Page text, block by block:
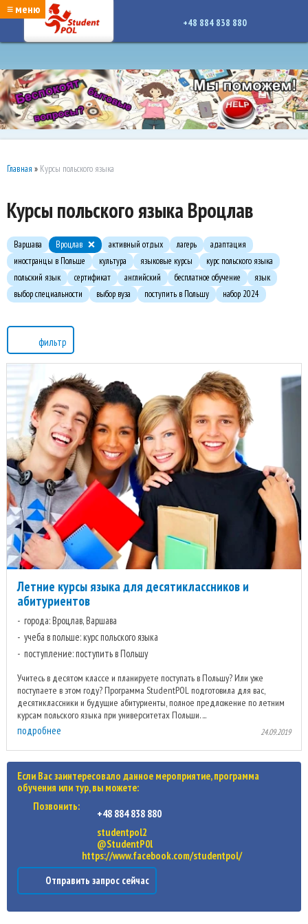
google-site-verification: google7a917c261df1566b.htmlgoogle-site-verification:
google7a917c261df1566b.html
≡ меню
+48 884 838 880
Главная » Курсы польского языка
Курсы польского языка Вроцлав
Варшава Вроцлав активный отдых лагерь
адаптация
иностранцы в Польше
культура языковые курсы
курс польского языка
польский язык
сертификат английский бесплатное обучение
язык
выбор специальности
выбор вуза поступить в Польшу набор 2024
фильтр
Летние курсы языка для десятиклассников и
абитуриентов
города: Вроцлав, Варшава
учеба в польше: курс польского языка
поступление: поступить в Польшу
Учитесь в десятом классе и планируете поступать в Польшу? Или уже
поступаете в этом году? Программа StudentPOL подготовила для вас,
десятиклассники и будущие абитуриенты, полное предложение по летним
курсам польского языка при университетах Польши. ...
подробнее 24.09.2019
Если Вас заинтересовало данное мероприятие, программа
обучения или тур, вы можете:
Позвонить:
+48 884 838 880
studentpol2
@StudentP0l
https://www.facebook.com/studentpol/
Отправить запрос сейчас